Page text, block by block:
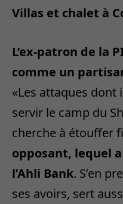
Villas et chalet à
L’ex-patron de la
comme un
«Les attaques dont
servir le camp du
cherche à étouffer
opposant, lequel
l’Ahli Bank. S’en
ses avoirs, sert